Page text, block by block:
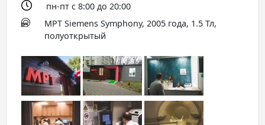
пн-пт с 8:00 до 20:00
МРТ Siemens Symphony, 2005 года, 1.5 Тл,
полуоткрытый